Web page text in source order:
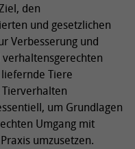
den
und gesetzlichen
Verbesserung und
Tiere
um Grundlagen
Umgang mit
umzusetzen.